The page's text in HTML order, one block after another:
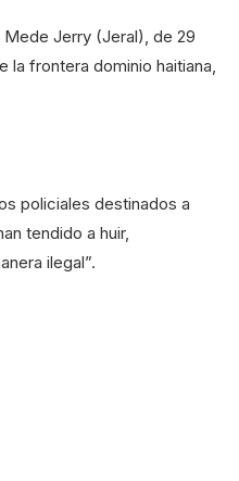
Jerry (Jeral), de 29
frontera dominio haitiana,
policiales destinados a
tendido a huir,
ilegal”.